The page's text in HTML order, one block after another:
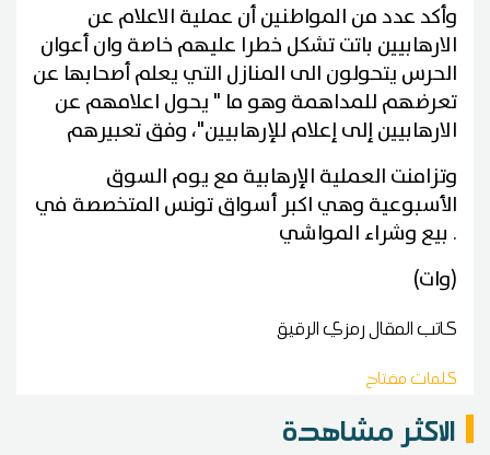
وأكد عدد من المواطنين أن عملية الاعلام عن
الارهابيين باتت تشكل خطرا عليهم خاصة وان أعوان
الحرس يتحولون الى المنازل التي يعلم أصحابها عن
تعرضهم للمداهمة وهو ما " يحول اعلامهم عن
الارهابيين إلى إعلام للإرهابيين"، وفق تعبيرهم
وتزامنت العملية الإرهابية مع يوم السوق
الأسبوعية وهي اكبر أسواق تونس المتخصصة في
بيع وشراء المواشي .
(وات)
كاتب المقالرمزي الرقيق
كلمات مفتاح
الاكثر مشاهدة